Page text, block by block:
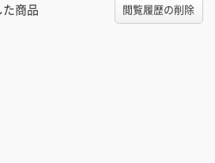
商品 閲覧履歴の削除